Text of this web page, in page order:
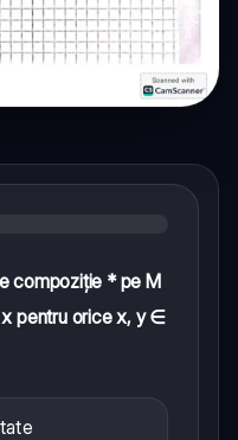
compoziție * pe M
pentru orice x, y ∈